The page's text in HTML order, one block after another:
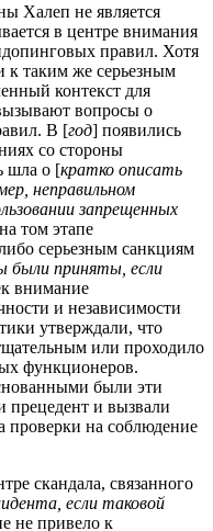
Халеп не является
в центре внимания
правил. Хотя
таким же серьезным
контекст для
вопросы о
В [год] появились
со стороны
шла о [кратко описать
неправильном
запрещенных
том этапе
серьезным санкциям
были приняты, если
внимание
и независимости
утверждали, что
или проходило
функционеров.
были эти
прецедент и вызвали
проверки на соблюдение
скандала, связанного
если таковой
не привело к